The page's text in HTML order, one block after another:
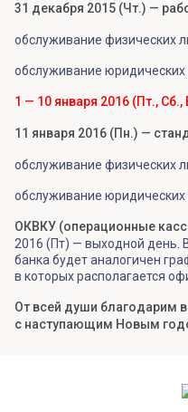
31 декабря 2015 (Чт.) —
обслуживание физических
обслуживание
1 — 10 января 2016 (Пт., Сб.,
11 января 2016 (Пн.) —
обслуживание физических
обслуживание
ОКВКУ (операционные
2016 (Пт) — выходной день.
банка будет аналогичен
в которых располагается
От всей души благодарим
с наступающим Новым